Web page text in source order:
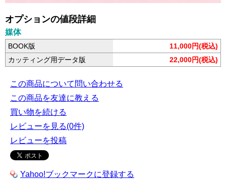
オプションの値段詳細
媒体
BOOK版
11,000円(税込)
カッティング用データ版
22,000円(税込)
この商品について問い合わせる
この商品を友達に教える
買い物を続ける
レビューを見る(0件)
レビューを投稿
Yahoo!ブックマークに登録する